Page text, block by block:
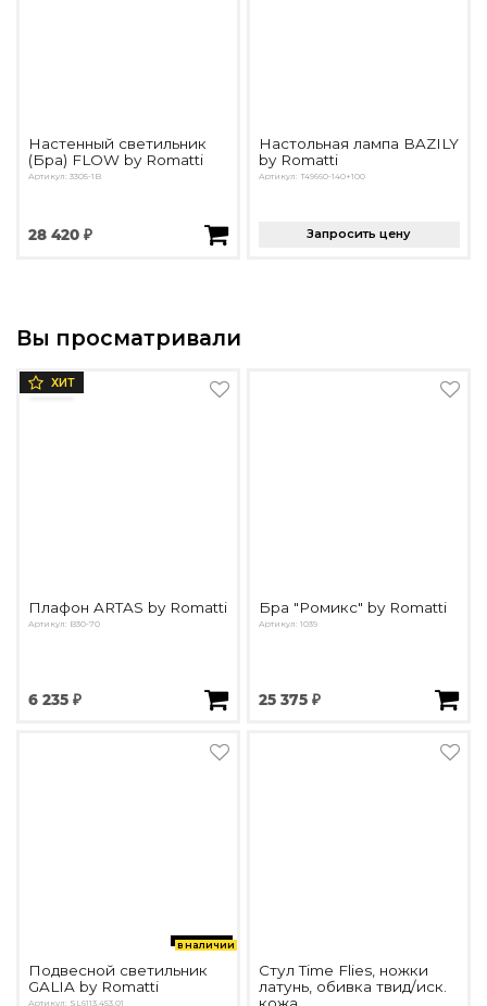
Настенный светильник
(Бра) FLOW by Romatti
Артикул: 3305-1B
28 420 ₽
Настольная лампа BAZILY
by Romatti
Артикул: T49660-140+100
Запросить цену
Вы просматривали
ХИТ
Плафон ARTAS by Romatti
Артикул: B30-70
6 235 ₽
Бра "Ромикс" by Romatti
Артикул: 1039
25 375 ₽
в наличии
Подвесной светильник
GALIA by Romatti
Артикул: SL6113.453.01
Стул Time Flies, ножки
латунь, обивка твид/иск.
кожа